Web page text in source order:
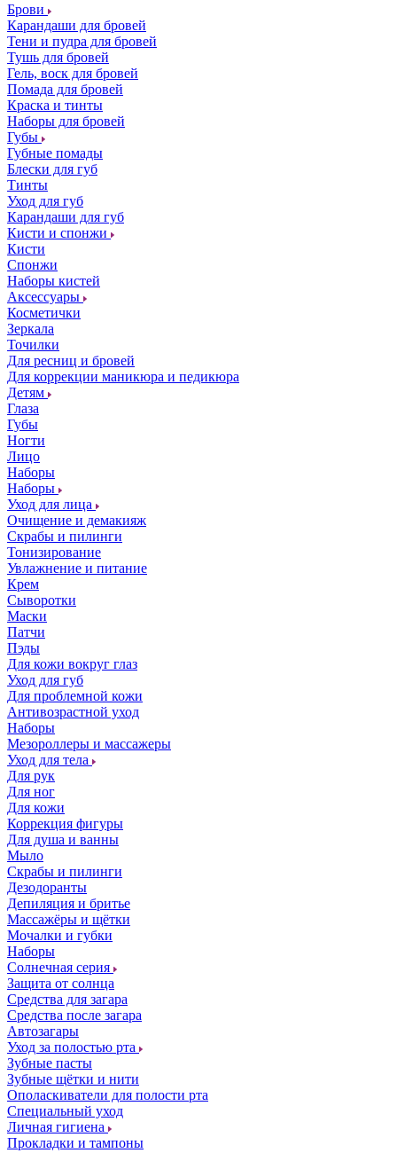
Брови
Карандаши для бровей
Тени и пудра для бровей
Тушь для бровей
Гель, воск для бровей
Помада для бровей
Краска и тинты
Наборы для бровей
Губы
Губные помады
Блески для губ
Тинты
Уход для губ
Карандаши для губ
Кисти и спонжи
Кисти
Спонжи
Наборы кистей
Аксессуары
Косметички
Зеркала
Точилки
Для ресниц и бровей
Для коррекции маникюра и педикюра
Детям
Глаза
Губы
Ногти
Лицо
Наборы
Наборы
Уход для лица
Очищение и демакияж
Скрабы и пилинги
Тонизирование
Увлажнение и питание
Крем
Сыворотки
Маски
Патчи
Пэды
Для кожи вокруг глаз
Уход для губ
Для проблемной кожи
Антивозрастной уход
Наборы
Мезороллеры и массажеры
Уход для тела
Для рук
Для ног
Для кожи
Коррекция фигуры
Для душа и ванны
Мыло
Скрабы и пилинги
Дезодоранты
Депиляция и бритье
Массажёры и щётки
Мочалки и губки
Наборы
Солнечная серия
Защита от солнца
Средства для загара
Средства после загара
Автозагары
Уход за полостью рта
Зубные пасты
Зубные щётки и нити
Ополаскиватели для полости рта
Специальный уход
Личная гигиена
Прокладки и тампоны